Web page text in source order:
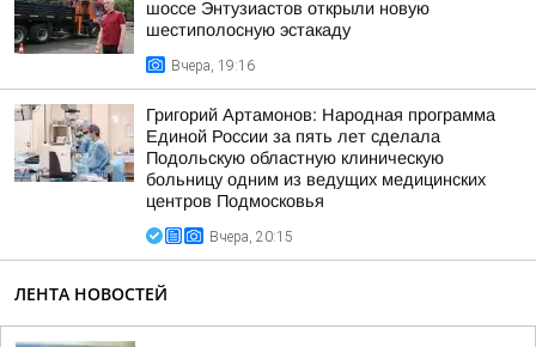
шоссе Энтузиастов открыли новую
шестиполосную эстакаду
Вчера, 19:16
Григорий Артамонов: Народная программа
Единой России за пять лет сделала
Подольскую областную клиническую
больницу одним из ведущих медицинских
центров Подмосковья
Вчера, 20:15
ЛЕНТА НОВОСТЕЙ